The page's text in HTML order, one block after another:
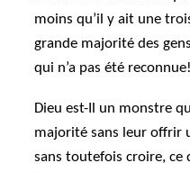
moins qu’il y ait une
grande majorité des
qui n’a pas été reconnue!
Dieu est-Il un monstre
majorité sans leur offrir
sans toutefois croire, ce